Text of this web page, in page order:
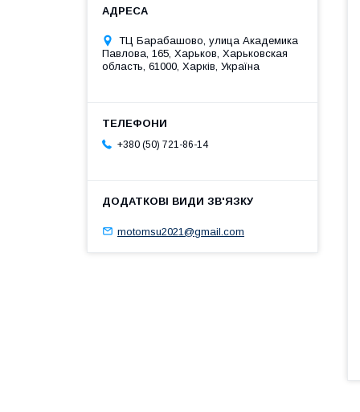
ТЦ Барабашово, улица Академика
Павлова, 165, Харьков, Харьковская
область, 61000, Харків, Україна
+380 (50) 721-86-14
motomsu2021@gmail.com